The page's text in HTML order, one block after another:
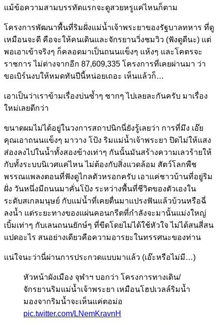
แม้ข้อความสามบรรทัดแรกจะดูสวยหรูแค่ไหนก็ตาม
โครงการพัฒนาพื้นที่ริมฝั่งแม่น้ำเจ้าพระยาของรัฐบาลทหาร ที่ดู
เหมือนจะดี คือจะให้คนเดินและจักรยานวิ่งชมวิว (ฟังดูดีนะ) แต่
พอเอาเข้าจริงๆ ก็คลอดมาเป็นถนนแข็งๆ แห้งๆ และโคตรจะ
ราชการ ไม่ต่างจากอีก 87,609,335 โครงการที่เคยผ่านมา ว่า
ขอเบิร์นงบให้หมดทันปีนี้หน่อยเถอะ เห็นแล้วก็…
เอาเป็นว่าเราข้ามเรื่องบ่นซ้ำๆ ซากๆ ไปเลยละกันครับ มาเรื่อง
ใหม่เลยดีกว่า
ขนาดผมไม่ได้อยู่ในวงการสถาปนิกนี่ยังรู้เลยว่า การที่มึง เอ๊ย
คุณเอาถนนแข็งๆ มาวาง โป้ง ริมแม่น้ำเจ้าพระยา ปิดไม่ให้แสง
ส่องลงไปในน้ำทั้งสองข้างเท่าๆ กันนั้นมันสร้างความเลวร้ายให้
กับทั้งระบบนิเวศแค่ไหน ไม่ต้องกับสิ่งแวดล้อม สัตว์โลกพืช
พรรณแพลงตอนที่ฟังดูไกลตัวหรอกครับ เอาแค่ชาวบ้านที่อยู่ริม
ฝั่ง วันหนึ่งมีถนนมาคั่น​โป้ง ระหว่างพื้นที่ชีวิตของตัวเองใน
ระดับสเกลมนุษย์ กับแม่น้ำที่เคยตื่นมาแปรงฟันแล้วบ้วนหรือฉี่
ลงน้ำ แต่ระยะทางของแผ่นคอนกรีตที่กำลังจะมานั้นแม่งใหญ่
เบิ้มเท่าๆ กับเลนถนนยักษ์ๆ ที่ขีดโดยไม่ได้ใช้หัวใจ ไม่ได้สนสี่สน
แปดอะไร สนอย่างเดียวคือความอารยะในทรรศนะของท่าน
แน่ใจนะว่านี่ผ่านการประกวดแบบมาแล้ว (เอ๊ะหรือไม่มี…)
หัวหน้าผังเมือง จุฬาฯ บอกว่า โครงการทางเดิน/
จักรยานริมแม่น้ำเจ้าพระยา เหมือนโฮปเวลล์ริมน้ำ
มองจากริมน้ำจะเห็นแค่ตอม่อ
pic.twitter.com/LNemKravnH